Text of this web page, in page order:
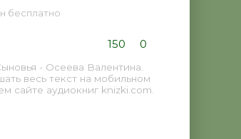
бесплатно
150 0
- Осеева Валентина.
весь текст на мобильном
сайте аудиокниг knizki.com.